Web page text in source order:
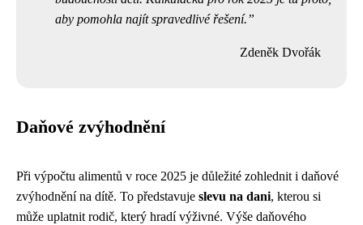
aby pomohla najít spravedlivé řešení.
Zdeněk Dvořák
Daňové zvýhodnění
Při výpočtu alimentů v roce 2025 je důležité zohlednit i daňové
zvýhodnění na dítě. To představuje slevu na dani, kterou si
může uplatnit rodič, který hradí výživné. Výše daňového